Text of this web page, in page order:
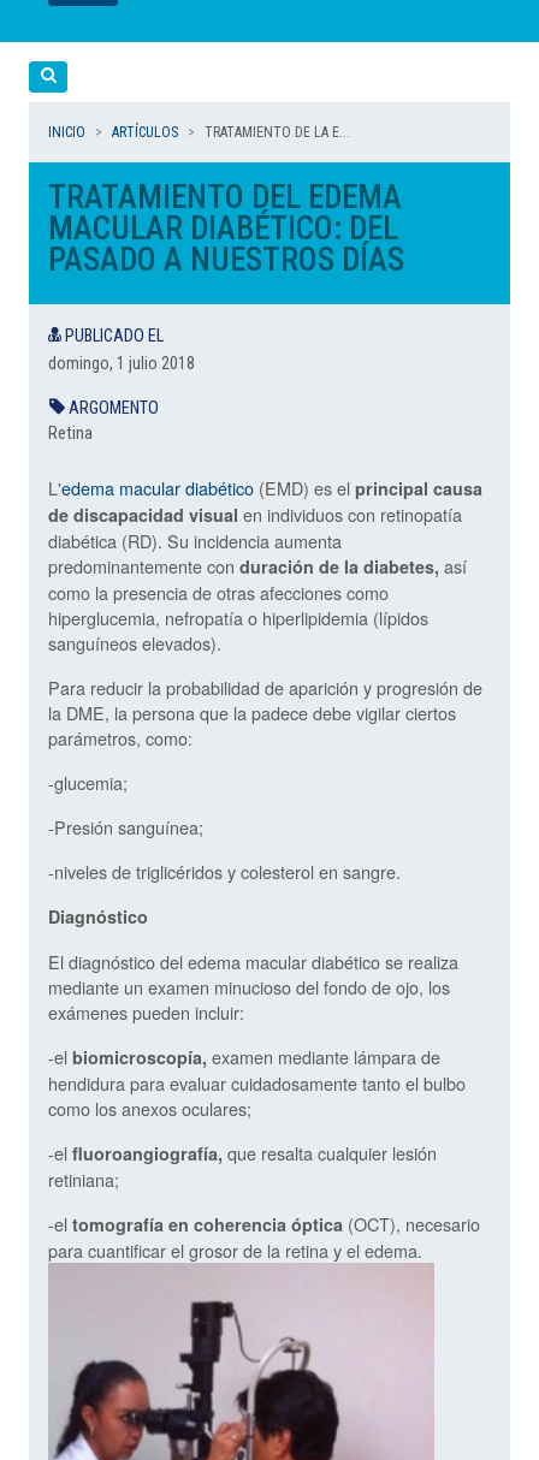
LEER
LEER
LEER
LEER
LEER
INICIO ARTÍCULOS TRATAMIENTO DE LA E...
TRATAMIENTO DEL EDEMA
MACULAR DIABÉTICO: DEL
PASADO A NUESTROS DÍAS
PUBLICADO EL
domingo, 1 julio 2018
ARGOMENTO
Retina
L'edema macular diabético (EMD) es el principal causa
de discapacidad visual en individuos con retinopatía
diabética (RD). Su incidencia aumenta
predominantemente con duración de la diabetes, así
como la presencia de otras afecciones como
hiperglucemia, nefropatía o hiperlipidemia (lípidos
sanguíneos elevados).
Para reducir la probabilidad de aparición y progresión de
la DME, la persona que la padece debe vigilar ciertos
parámetros, como:
-glucemia;
-Presión sanguínea;
-niveles de triglicéridos y colesterol en sangre.
Diagnóstico
El diagnóstico del edema macular diabético se realiza
mediante un examen minucioso del fondo de ojo, los
exámenes pueden incluir:
-el biomicroscopía, examen mediante lámpara de
hendidura para evaluar cuidadosamente tanto el bulbo
como los anexos oculares;
-el fluoroangiografía, que resalta cualquier lesión
retiniana;
-el tomografía en coherencia óptica (OCT), necesario
para cuantificar el grosor de la retina y el edema.